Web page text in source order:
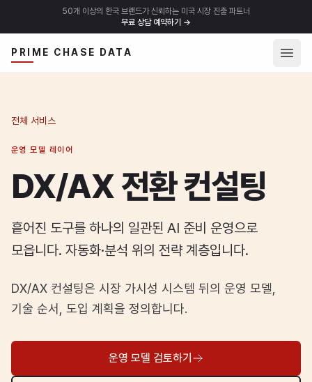
50개 이상의 한국 브랜드가 신뢰하는 미국 시장 진출 파트너
무료 상담 예약하기 →
PRIME CHASE DATA 메뉴
전체 서비스
운영 모델 레이어
DX/AX 전환 컨설팅
흩어진 도구를 하나의 일관된 AI 준비 운영으로
모읍니다. 자동화·분석 위의 전략 계층입니다.
DX/AX 컨설팅은 시장 가시성 시스템 뒤의 운영 모델,
기술 순서, 도입 계획을 정의합니다.
운영 모델 검토하기